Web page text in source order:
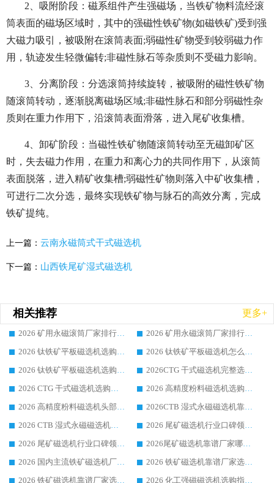
2、吸附阶段：磁系组件产生强磁场，当铁矿物料流经滚
筒表面的磁场区域时，其中的强磁性铁矿物(如磁铁矿)受到强
大磁力吸引，被吸附在滚筒表面;弱磁性矿物受到较弱磁力作
用，轨迹发生轻微偏转;非磁性脉石等杂质则不受磁力影响。
3、分离阶段：分选滚筒持续旋转，被吸附的磁性铁矿物
随滚筒转动，逐渐脱离磁场区域;非磁性脉石和部分弱磁性杂
质则在重力作用下，沿滚筒表面滑落，进入尾矿收集槽。
4、卸矿阶段：当磁性铁矿物随滚筒转动至无磁卸矿区
时，失去磁力作用，在重力和离心力的共同作用下，从滚筒
表面脱落，进入精矿收集槽;弱磁性矿物则落入中矿收集槽，
可进行二次分选，最终实现铁矿物与脉石的高效分离，完成
铁矿提纯。
上一篇： 云南永磁筒式干式磁选机
下一篇： 山西铁尾矿湿式磁选机
相关推荐 更多+
2026 矿用永磁滚筒厂家排行榜选购干货指南 行业口碑标杆华体会手机网页版-华体会(中国) 实力出众
2026 矿用永磁滚筒厂家排行榜选购指南，行业口碑领域强者华体会手机网页版-华体会(中国)
2026 钛铁矿平板磁选机选购全攻略 市场公认优质品牌厂家实力排行榜
2026 钛铁矿平板磁选机怎么选 靠谱生产企业实力排行榜选购参考攻略
2026 钛铁矿平板磁选机选购指南 行业口碑优选品牌生产企业实力排行榜
2026CTG 干式磁选机完整选购指南 行业口碑顶尖靠谱生产龙头厂家实力推荐
2026 CTG 干式磁选机选购指南|行业口碑靠谱生产厂家领域强者推荐
2026 高精度粉料磁选机选购全攻略 行业优质品牌华体会手机网页版-华体会(中国) 实力深度解析
2026 高精度粉料磁选机头部厂家选购指南 行业口碑靠谱品牌推荐 领域强者华体会手机网页版-华体会(中国) 解析
2026CTB 湿式永磁磁选机靠谱厂家实力排行榜 铁矿选矿设备采购全流程选购指南
2026 CTB 湿式永磁磁选机选购指南|行业口碑良好品牌推荐，领域强者华体会手机网页版-华体会(中国)
2026 尾矿磁选机行业口碑领域强者，源头直供国内主流厂家华体会手机网页版-华体会(中国) 一站式服务
2026 尾矿磁选机行业口碑领域强者，源头直供国内主流厂家华体会手机网页版-华体会(中国) 一站式服务
2026尾矿磁选机靠谱厂家哪家好 行业口碑领域强者华体会手机网页版-华体会(中国) 推荐
2026 国内主流铁矿磁选机厂家选购指南|行业口碑好品牌推荐，领域强者华体会手机网页版-华体会(中国)
2026 铁矿磁选机靠谱厂家选购全攻略 行业标杆华体会手机网页版-华体会(中国) 设备性价比出众
2026 铁矿磁选机靠谱厂家选购指南，领域强者华体会手机网页版-华体会(中国) 铁矿磁选机性价比高
2026 化工强磁磁选机选购指南 5 家行业口碑靠谱厂家领域强者推荐